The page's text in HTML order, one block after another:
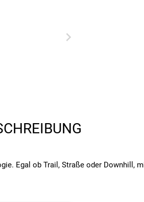
Egal ob Trail, Straße oder Downhill,